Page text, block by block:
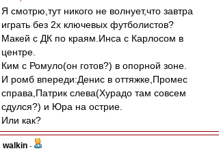
Я смотрю,тут никого не волнует,что завтра
играть без 2х ключевых футболистов?
Макей с ДК по краям.Инса с Карлосом в
центре.
Ким с Ромуло(он готов?) в опорной зоне.
И ромб впереди:Денис в оттяжке,Промес
справа,Патрик слева(Хурадо там совсем
сдулся?) и Юра на острие.
Или как?
walkin -